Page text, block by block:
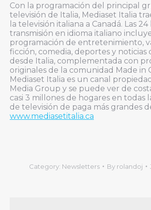
Con la programación del principal
televisión de Italia, Mediaset Italia
la televisión italiana a Canadá. Las 24
transmisión en idioma italiano
programación de entretenimiento,
ficción, comedia, deportes y
desde Italia, complementada con
originales de la comunidad Made in
Mediaset Italia es un canal
Media Group y se puede ver de
casi 3 millones de hogares en todas
de televisión de paga más grandes
www.mediasetitalia.ca
Category: Newsletters By rolandoj